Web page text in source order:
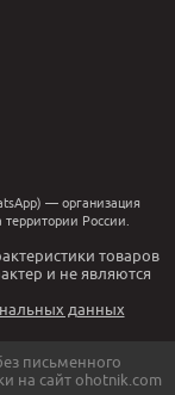
— организация
России.
товаров
и не являются
данных
письменного
на сайт ohotnik.com